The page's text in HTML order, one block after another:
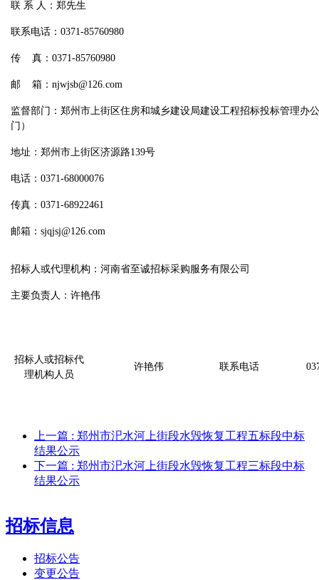
联 系 人：郑先生
联系电话：0371-85760980
传 真：0371-85760980
邮 箱：njwjsb@126.com
监督部门：郑州市上街区住房和城乡建设局建设工程招标投标管理办
门）
地址：郑州市上街区济源路139号
电话：0371-68000076
传真：0371-68922461
邮箱：sjqjsj@126.com
招标人或代理机构：河南省至诚招标采购服务有限公司
主要负责人：许艳伟
招标人或招标代
理机构人员
许艳伟 联系电话
上一篇 : 郑州市汜水河上街段水毁恢复工程五标段中标
结果公示
下一篇 : 郑州市汜水河上街段水毁恢复工程三标段中标
结果公示
招标信息
招标公告
变更公告